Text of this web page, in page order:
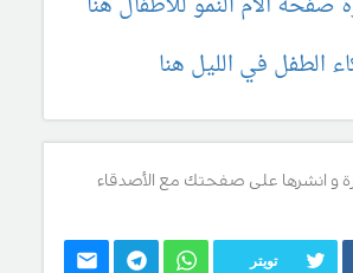
الطفل في الليل هنا
و انشرها على صفحتك مع الأصدقاء
تويتر